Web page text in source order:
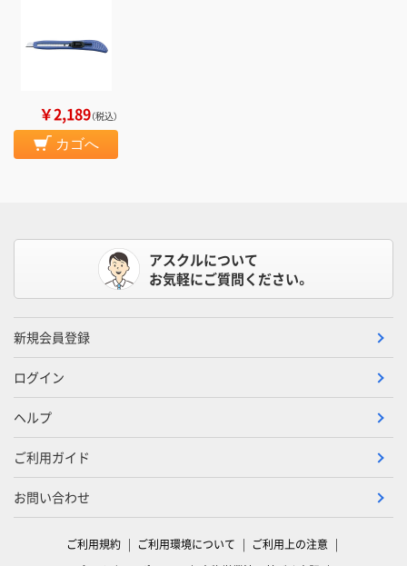
￥2,189（税込）
カゴへ
アスクルについて
お気軽にご質問ください。
新規会員登録
ログイン
ヘルプ
ご利用ガイド
お問い合わせ
ご利用規約 ご利用環境について
ご利用上の注意